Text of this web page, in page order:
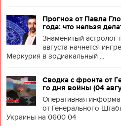
Прогноз от Павла
года: что нельзя
Знаменитый астролог
августа начнется
Меркурия в зодиакальный ...
Сводка с фронта от
го дня войны (04
Оперативная
от Генерального
Украины на 0600 04